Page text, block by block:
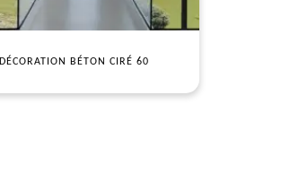
DÉCORATION BÉTON CIRÉ 60